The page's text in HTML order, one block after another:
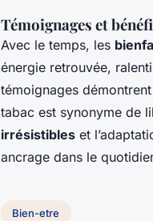
Témoignages et
Avec le temps, les
énergie retrouvée,
témoignages
tabac est synonyme de
irrésistibles et
ancrage dans le
Bien-etre